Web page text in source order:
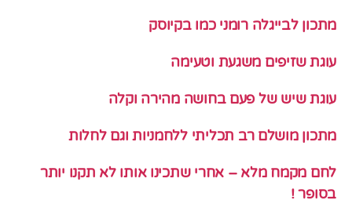
מתכון לבייגלה רומני כמו בקיוסק
עוגת שזיפים משגעת וטעימה
עוגת שיש של פעם בחושה מהירה וקלה
מתכון מושלם רב תכליתי ללחמניות וגם לחלות
לחם מקמח מלא – אחרי שתכינו אותו לא תקנו יותר
בסופר !